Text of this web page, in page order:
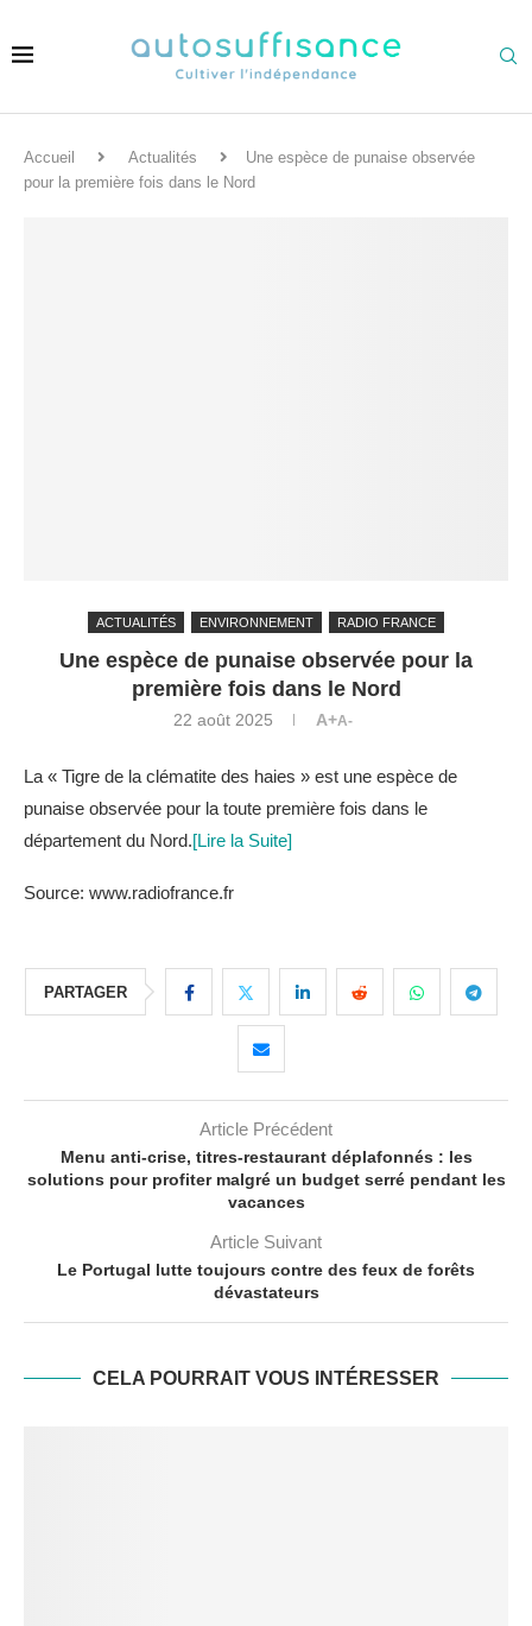
Accueil Actualités
Une espèce de punaise observée
pour la première fois dans le Nord
ACTUALITÉS ENVIRONNEMENT RADIO FRANCE
Une espèce de punaise observée pour la
première fois dans le Nord
22 août 2025 A+A-
La « Tigre de la clématite des haies » est une espèce de
punaise observée pour la toute première fois dans le
département du Nord.[Lire la Suite]
Source: www.radiofrance.fr
PARTAGER
Article Précédent
Menu anti-crise, titres-restaurant déplafonnés : les
solutions pour profiter malgré un budget serré pendant les
vacances
Article Suivant
Le Portugal lutte toujours contre des feux de forêts
dévastateurs
CELA POURRAIT VOUS INTÉRESSER